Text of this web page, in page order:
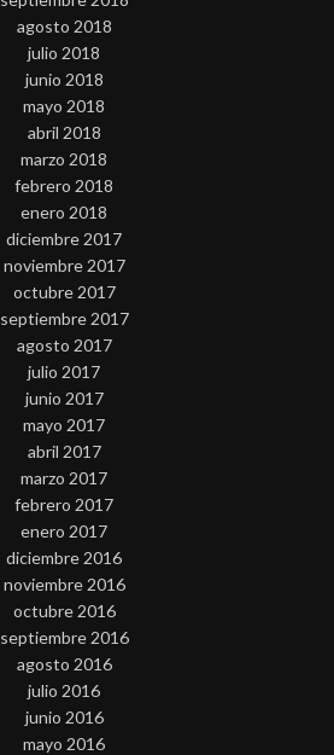
agosto 2018
julio 2018
junio 2018
mayo 2018
abril 2018
marzo 2018
febrero 2018
enero 2018
diciembre 2017
noviembre 2017
octubre 2017
septiembre 2017
agosto 2017
julio 2017
junio 2017
mayo 2017
abril 2017
marzo 2017
febrero 2017
enero 2017
diciembre 2016
noviembre 2016
octubre 2016
septiembre 2016
agosto 2016
julio 2016
junio 2016
mayo 2016